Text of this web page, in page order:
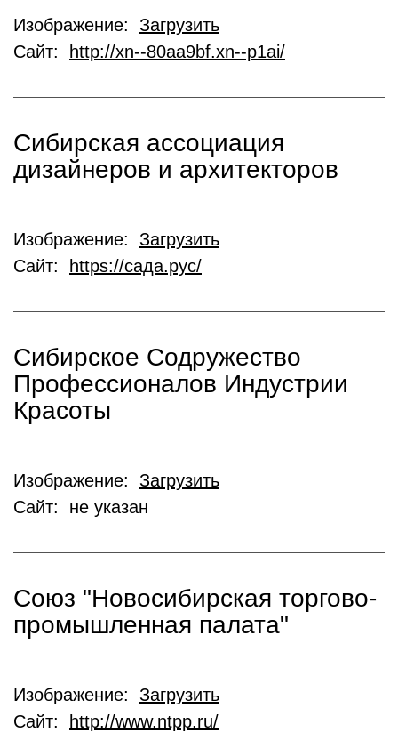
Изображение: Загрузить
Сайт:
http://xn--80aa9bf.xn--p1ai/
Сибирская ассоциация
дизайнеров и архитекторов
Изображение: Загрузить
Сайт:
https://сада.рус/
Сибирское Содружество
Профессионалов Индустрии
Красоты
Изображение: Загрузить
Сайт: не указан
Союз "Новосибирская торгово-
промышленная палата"
Изображение: Загрузить
Сайт:
http://www.ntpp.ru/